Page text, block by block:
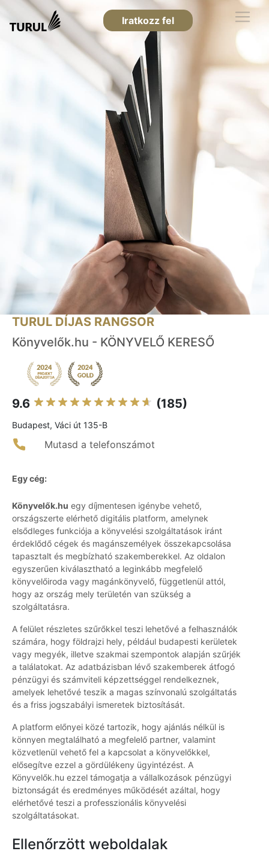
Iratkozz fel
TURUL DÍJAS RANGSOR
Könyvelők.hu - KÖNYVELŐ KERESŐ
9.6 (185)
Budapest, Váci út 135-B
Mutasd a telefonszámot
Egy cég:
Könyvelők.hu egy díjmentesen igénybe vehető,
országszerte elérhető digitális platform, amelynek
elsődleges funkciója a könyvelési szolgáltatások iránt
érdeklődő cégek és magánszemélyek összekapcsolása
tapasztalt és megbízható szakemberekkel. Az oldalon
egyszerűen kiválasztható a leginkább megfelelő
könyvelőiroda vagy magánkönyvelő, függetlenül attól,
hogy az ország mely területén van szükség a
szolgáltatásra.
A felület részletes szűrőkkel teszi lehetővé a felhasználók
számára, hogy földrajzi hely, például budapesti kerületek
vagy megyék, illetve szakmai szempontok alapján szűrjék
a találatokat. Az adatbázisban lévő szakemberek átfogó
pénzügyi és számviteli képzettséggel rendelkeznek,
amelyek lehetővé teszik a magas színvonalú szolgáltatás
és a friss jogszabályi ismeretek biztosítását.
A platform előnyei közé tartozik, hogy ajánlás nélkül is
könnyen megtalálható a megfelelő partner, valamint
közvetlenül vehető fel a kapcsolat a könyvelőkkel,
elősegítve ezzel a gördülékeny ügyintézést. A
Könyvelők.hu ezzel támogatja a vállalkozások pénzügyi
biztonságát és eredményes működését azáltal, hogy
elérhetővé teszi a professzionális könyvelési
szolgáltatásokat.
Ellenőrzött weboldalak